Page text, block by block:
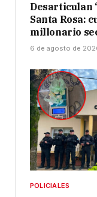
Desarticulan
Santa Rosa:
millonario
6 de agosto de
POLICIALES